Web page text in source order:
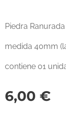
Piedra
medida 40mm
contiene 01
6,00 €